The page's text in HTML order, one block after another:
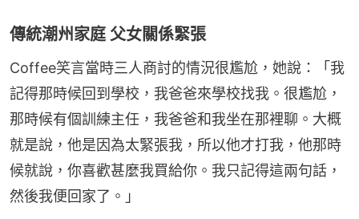
傳統潮州家庭 父女關係緊張
Coffee笑言當時三人商討的情況很尷尬，她說：「我
記得那時候回到學校，我爸爸來學校找我。很尷尬，
那時候有個訓練主任，我爸爸和我坐在那裡聊。大概
就是說，他是因為太緊張我，所以他才打我，他那時
候就說，你喜歡甚麼我買給你。我只記得這兩句話，
然後我便回家了。」